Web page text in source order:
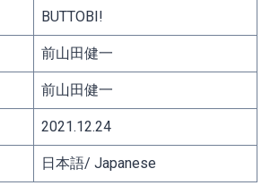
BUTTOBI!
前山田健一
前山田健一
2021.12.24
日本語/ Japanese